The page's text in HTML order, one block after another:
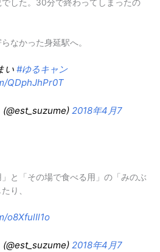
した。30分で終わってしまったの
なかった身延駅へ。
い#ゆるキャン
QDphJhPr0T
2018年4月7
と「その場で食べる用」の「みのぶ
り、
o8XfulIl1o
2018年4月7